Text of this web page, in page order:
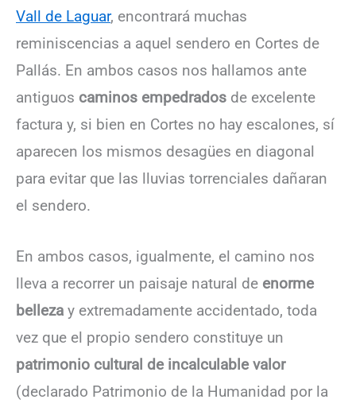
Vall de Laguar, encontrará muchas
reminiscencias a aquel sendero en Cortes de
Pallás. En ambos casos nos hallamos ante
antiguos caminos empedrados de excelente
factura y, si bien en Cortes no hay escalones, sí
aparecen los mismos desagües en diagonal
para evitar que las lluvias torrenciales dañaran
el sendero.
En ambos casos, igualmente, el camino nos
lleva a recorrer un paisaje natural de enorme
belleza y extremadamente accidentado, toda
vez que el propio sendero constituye un
patrimonio cultural de incalculable valor
(declarado Patrimonio de la Humanidad por la